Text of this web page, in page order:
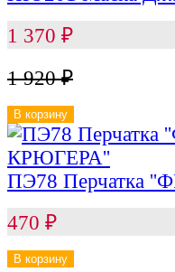
1 370 ₽
1 920₽
В корзину
ПЭ78 Перчатка
470 ₽
В корзину